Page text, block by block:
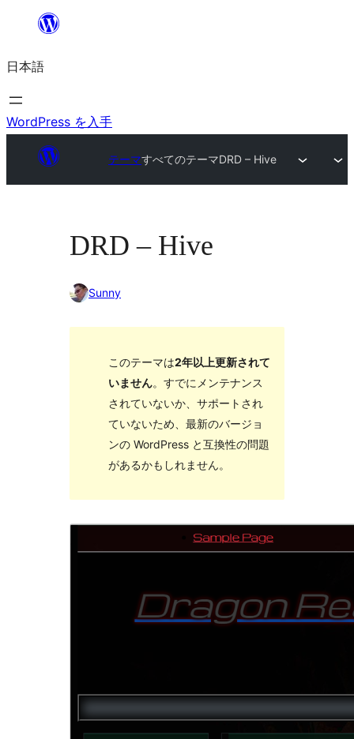
を
ス
キ
日本語
WordPress を入手
テーマすべてのテーマDRD – Hive
DRD – Hive
Sunny
このテーマは2年以上更新されて
いません。すでにメンテナンス
されていないか、サポートされ
ていないため、最新のバージョ
ンの WordPress と互換性の問題
があるかもしれません。